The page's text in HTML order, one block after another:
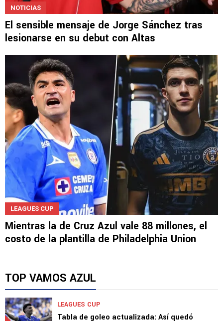
NOTICIAS
El sensible mensaje de Jorge Sánchez tras
lesionarse en su debut con Altas
LEAGUES CUP
Mientras la de Cruz Azul vale 88 millones, el
costo de la plantilla de Philadelphia Union
TOP VAMOS AZUL
LEAGUES CUP
Tabla de goleo actualizada: Así quedó